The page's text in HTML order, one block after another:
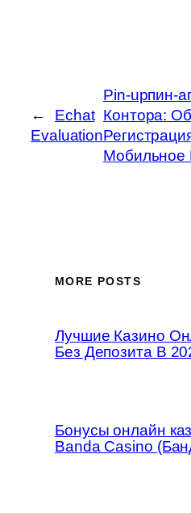
←
Echat
Evaluation
Pin-upпин-
Контора:
Мобильное
MORE POSTS
Лучшие Казино
Без Депозита В
Бонусы онлайн
Banda Casino